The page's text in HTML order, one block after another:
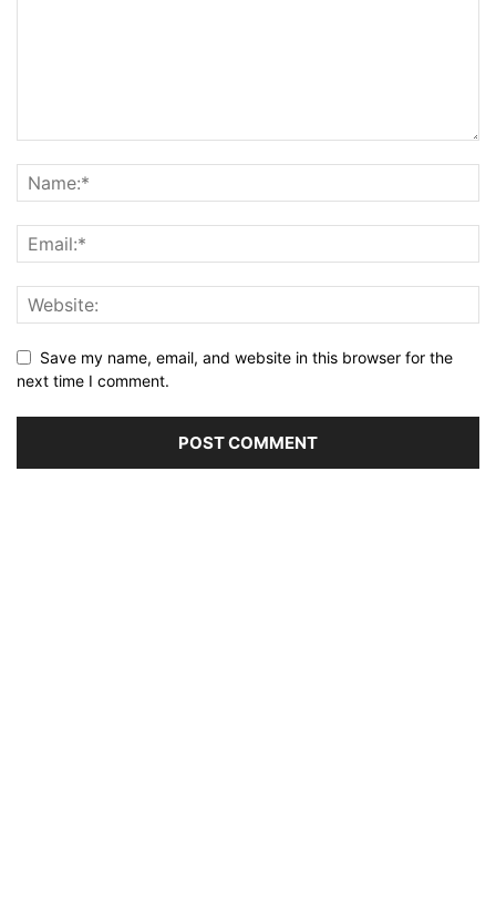
Save my name, email, and website in this browser for the
next time I comment.